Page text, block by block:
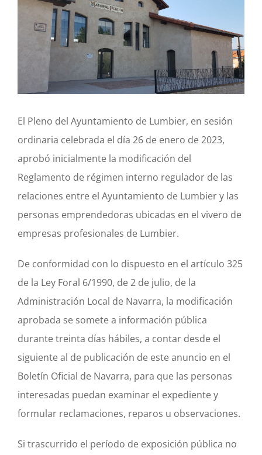
Actualidad
Manc. Servicios Sociales
Contacto
El Pleno del Ayuntamiento de Lumbier, en sesión
ordinaria celebrada el día 26 de enero de 2023,
aprobó inicialmente la modificación del
Reglamento de régimen interno regulador de las
relaciones entre el Ayuntamiento de Lumbier y las
personas emprendedoras ubicadas en el vivero de
empresas profesionales de Lumbier.
De conformidad con lo dispuesto en el artículo 325
de la Ley Foral 6/1990, de 2 de julio, de la
Administración Local de Navarra, la modificación
aprobada se somete a información pública
durante treinta días hábiles, a contar desde el
siguiente al de publicación de este anuncio en el
Boletín Oficial de Navarra, para que las personas
interesadas puedan examinar el expediente y
formular reclamaciones, reparos u observaciones.
Si trascurrido el período de exposición pública no